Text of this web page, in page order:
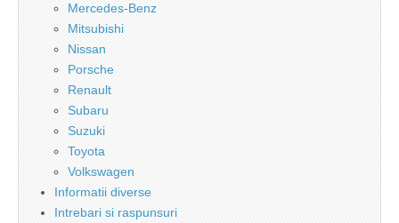
Mercedes-Benz
Mitsubishi
Nissan
Porsche
Renault
Subaru
Suzuki
Toyota
Volkswagen
Informatii diverse
Intrebari si raspunsuri